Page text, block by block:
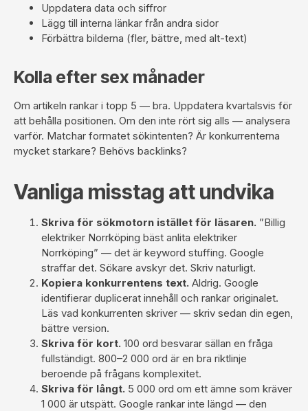
Uppdatera data och siffror
Lägg till interna länkar från andra sidor
Förbättra bilderna (fler, bättre, med alt-text)
Kolla efter sex månader
Om artikeln rankar i topp 5 — bra. Uppdatera kvartalsvis för
att behålla positionen. Om den inte rört sig alls — analysera
varför. Matchar formatet sökintenten? Är konkurrenterna
mycket starkare? Behövs backlinks?
Vanliga misstag att undvika
Skriva för sökmotorn istället för läsaren. ”Billig
elektriker Norrköping bäst anlita elektriker
Norrköping” — det är keyword stuffing. Google
straffar det. Sökare avskyr det. Skriv naturligt.
Kopiera konkurrentens text. Aldrig. Google
identifierar duplicerat innehåll och rankar originalet.
Läs vad konkurrenten skriver — skriv sedan din egen,
bättre version.
Skriva för kort. 100 ord besvarar sällan en fråga
fullständigt. 800–2 000 ord är en bra riktlinje
beroende på frågans komplexitet.
Skriva för långt. 5 000 ord om ett ämne som kräver
1 000 är utspätt. Google rankar inte längd — den